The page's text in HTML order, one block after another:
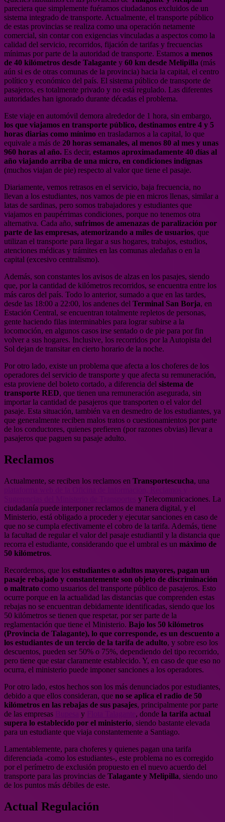
pareciera que simplemente fuéramos ciudadanos excluidos de un
sistema integrado de transporte. Actualmente, el transporte público
de estas provincias se realiza como una operación netamente
comercial, sin contar con exigencias vinculadas a aspectos como la
calidad del servicio, recorridos, fijación de tarifas y frecuencias
mínimas por parte de la autoridad de transporte. Estamos a menos
de 40 kilómetros desde Talagante y 60 km desde Melipilla (más
aún si es de otras comunas de la provincia) hacia la capital, el centro
político y económico del país. El sistema público de transporte de
pasajeros, es totalmente privado y no está regulado. Las diferentes
autoridades han ignorado durante décadas el problema.
Este viaje en automóvil demora alrededor de 1 hora, sin embargo,
los que viajamos en transporte público, destinamos entre 4 y 5
horas diarias como mínimo en trasladarnos a la capital, lo que
equivale a más de 20 horas semanales, al menos 80 al mes y unas
960 horas al año. Es decir, estamos aproximadamente 40 días al
año viajando arriba de una micro, en condiciones indignas
(muchos viajan de pie) respecto al valor que tiene el pasaje.
Diariamente, vemos retrasos en el servicio, baja frecuencia, no
llevan a los estudiantes, nos vamos de pie en micros llenas, similar a
latas de sardinas, pero somos trabajadores y estudiantes que
viajamos en paupérrimas condiciones, porque no tenemos otra
alternativa. Cada año, sufrimos de amenazas de paralización por
parte de las empresas, atemorizando a miles de usuarios, que
utilizan el transporte para llegar a sus hogares, trabajos, estudios,
atenciones médicas y trámites en las comunas aledañas o en la
capital (excesivo centralismo).
Además, son constantes los avisos de alzas en los pasajes, siendo
que, por la cantidad de kilómetros recorridos, se encuentra entre los
más caros del país. Todo lo anterior, sumado a que en las tardes,
desde las 18:00 a 22:00, los andenes del Terminal San Borja, en
Estación Central, se encuentran totalmente repletos de personas,
gente haciendo filas interminables para lograr subirse a la
locomoción, en algunos casos irse sentado o de pie para por fin
volver a sus hogares. Inclusive, los recorridos por la Autopista del
Sol dejan de transitar en cierto horario de la noche.
Por otro lado, existe un problema que afecta a los choferes de los
operadores del servicio de transporte y que afecta su remuneración,
esta proviene del boleto cortado, a diferencia del sistema de
transporte RED, que tienen una remuneración asegurada, sin
importar la cantidad de pasajeros que transporten o el valor del
pasaje. Esta situación, también va en desmedro de los estudiantes, ya
que generalmente reciben malos tratos o cuestionamientos por parte
de los conductores, quienes prefieren (por razones obvias) llevar a
pasajeros que paguen su pasaje adulto.
Reclamos
Actualmente, se reciben los reclamos en Transportescucha, una
y Telecomunicaciones. La
ciudadanía puede interponer reclamos de manera digital, y el
Ministerio, está obligado a proceder y ejecutar sanciones en caso de
que no se cumpla efectivamente el cobro de la tarifa. Además, tiene
la facultad de regular el valor del pasaje estudiantil y la distancia que
recorra el estudiante, considerando que el umbral es un máximo de
50 kilómetros.
Recordemos, que los estudiantes o adultos mayores, pagan un
pasaje rebajado y constantemente son objeto de discriminación
o maltrato como usuarios del transporte público de pasajeros. Esto
ocurre porque en la actualidad las distancias que comprenden estas
rebajas no se encuentran debidamente identificadas, siendo que los
50 kilómetros se tienen que respetar, por ser parte de la
reglamentación que tiene el Ministerio. Bajo los 50 kilómetros
(Provincia de Talagante), lo que corresponde, es un descuento a
los estudiantes de un tercio de la tarifa de adulto, y sobre eso los
descuentos, pueden ser 50% o 75%, dependiendo del tipo recorrido,
pero tiene que estar claramente establecido. Y, en caso de que eso no
ocurra, el ministerio puede imponer sanciones a los operadores.
Por otro lado, estos hechos son los más denunciados por estudiantes,
debido a que ellos consideran, que no se aplica el radio de 50
kilómetros en las rebajas de sus pasajes, principalmente por parte
de las empresas
y , donde la tarifa actual
supera lo establecido por el ministerio, siendo bastante elevada
para un estudiante que viaja constantemente a Santiago.
Lamentablemente, para choferes y quienes pagan una tarifa
diferenciada -como los estudiantes-, este problema no es corregido
por el perímetro de exclusión propuesto en el nuevo acuerdo del
transporte para las provincias de Talagante y Melipilla, siendo uno
de los puntos más débiles de este.
Actual Regulación